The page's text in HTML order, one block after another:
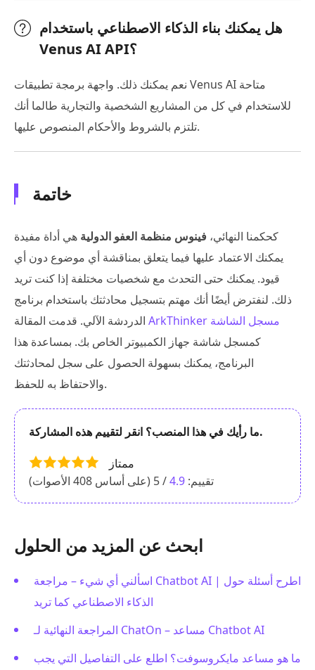
هل يمكنك بناء الذكاء الاصطناعي باستخدام
Venus AI API؟
نعم يمكنك ذلك. واجهة برمجة تطبيقات Venus AI متاحة
للاستخدام في كل من المشاريع الشخصية والتجارية طالما أنك
تلتزم بالشروط والأحكام المنصوص عليها.
خاتمة
كحكمنا النهائي، فينوس منظمة العفو الدولية هي أداة مفيدة
يمكنك الاعتماد عليها فيما يتعلق بمناقشة أي موضوع دون أي
قيود. يمكنك حتى التحدث مع شخصيات مختلفة إذا كنت تريد
ذلك. لنفترض أيضًا أنك مهتم بتسجيل محادثتك باستخدام برنامج
ArkThinker مسجل الشاشة
كمسجل شاشة جهاز الكمبيوتر الخاص بك. بمساعدة هذا
البرنامج، يمكنك بسهولة الحصول على سجل لمحادثتك
والاحتفاظ به للحفظ.
ما رأيك في هذا المنصب؟ انقر لتقييم هذه المشاركة.
ممتاز
تقييم: 4.9/ 5 (على أساس 408 الأصوات)
ابحث عن المزيد من الحلول
اسألني أي شيء – مراجعة Chatbot AI | اطرح أسئلة حول
الذكاء الاصطناعي كما تريد
المراجعة النهائية لـ ChatOn – مساعد Chatbot AI
ما هو مساعد مايكروسوفت؟ اطلع على التفاصيل التي يجب